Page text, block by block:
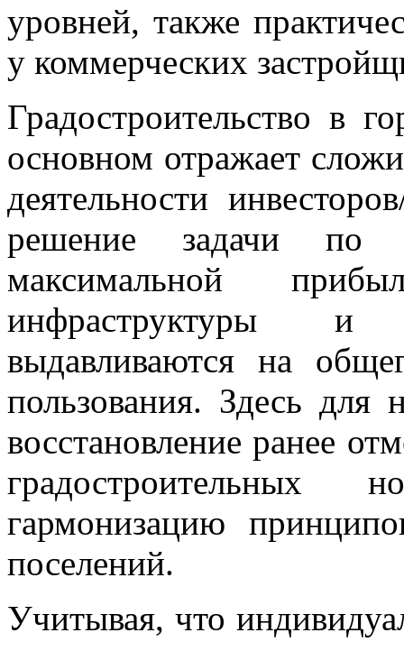
уровней, также
у коммерческих
Градостроительство в
основном отражает
деятельности
решение задачи по
максимальной
инфраструктуры и
выдавливаются на
пользования. Здесь для
восстановление ранее
градостроительных
гармонизацию
поселений.
Учитывая, что